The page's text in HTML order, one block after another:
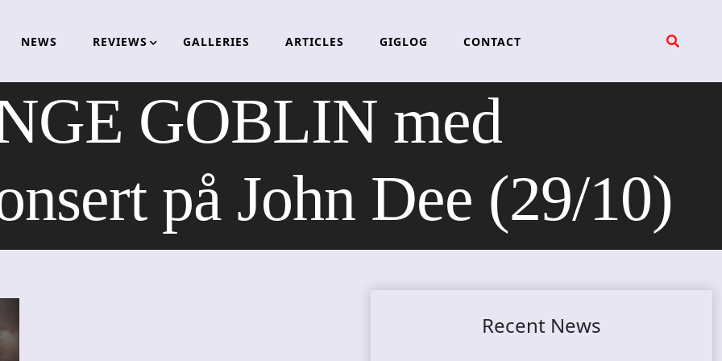
NEWS REVIEWS GALLERIES ARTICLES GIGLOG CONTACT
GOBLIN med
på John Dee (29/10)
Recent News